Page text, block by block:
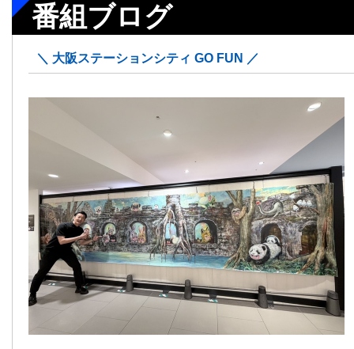
番組ブログ
＼ 大阪ステーションシティ GO FUN ／